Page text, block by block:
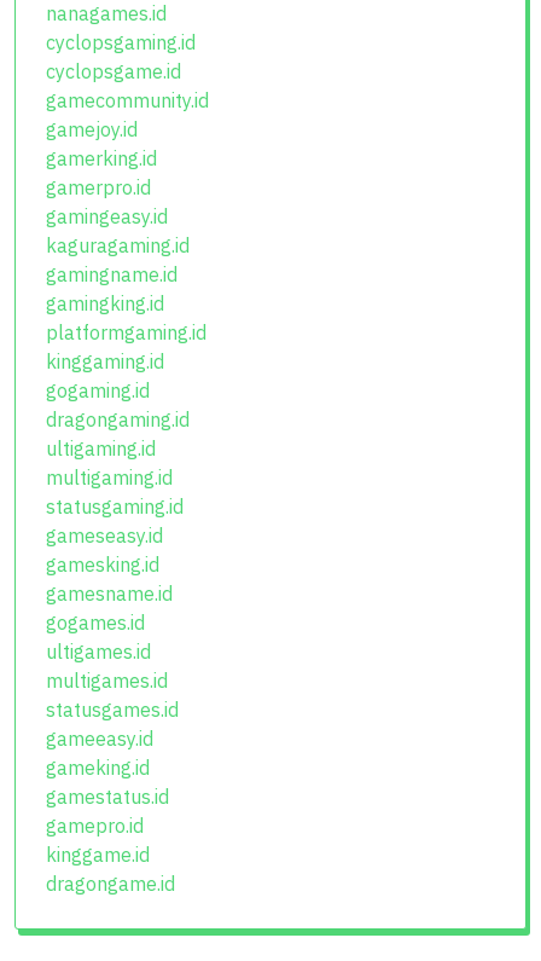
nanagames.id
cyclopsgaming.id
cyclopsgame.id
gamecommunity.id
gamejoy.id
gamerking.id
gamerpro.id
gamingeasy.id
kaguragaming.id
gamingname.id
gamingking.id
platformgaming.id
kinggaming.id
gogaming.id
dragongaming.id
ultigaming.id
multigaming.id
statusgaming.id
gameseasy.id
gamesking.id
gamesname.id
gogames.id
ultigames.id
multigames.id
statusgames.id
gameeasy.id
gameking.id
gamestatus.id
gamepro.id
kinggame.id
dragongame.id